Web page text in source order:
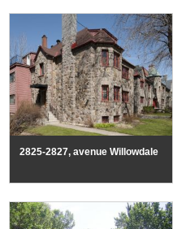
2825-2827, avenue Willowdale